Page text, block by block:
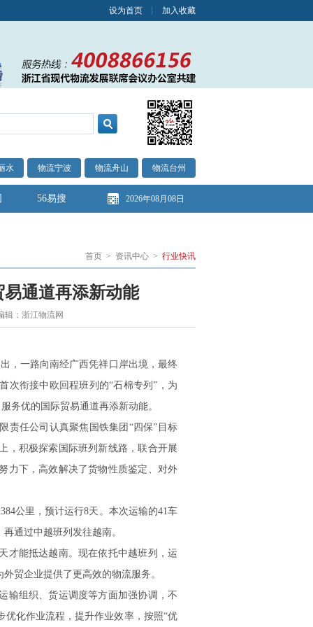
设为首页 加入收藏
水 物流宁波 物流舟山 物流台州
56易搜 2026年08月08日
首页 > 资讯中心 > 行业快讯
通道再添新动能
：浙江物流网
一路向南经广西凭祥口岸出境，最终
次衔接中欧回程班列的“石棉专列”，为
务优的国际贸易通道再添新动能。
任公司认真聚焦国铁集团“四保”目标
，积极探索国际班列新线路，联合开展
力下，高效解决了货物性质鉴定、对外
公里，预计运行8天。本次运输的41车
通过中越班列发往越南。
能抵达越南。现在依托中越班列，运
贸企业提供了更高效的物流服务。
组织、货运调度等方面加强协调，不
化作业流程，提升作业效率，按照“优